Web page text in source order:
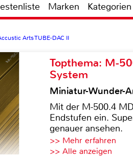
Marken Kategorien
Arts TUBE-DAC II
Topthema: M-
System
Miniatur-Wunder-
Mit der M-500.4
Endstufen ein.
genauer ansehen.
>> Mehr erfahren
>> Alle anzeigen